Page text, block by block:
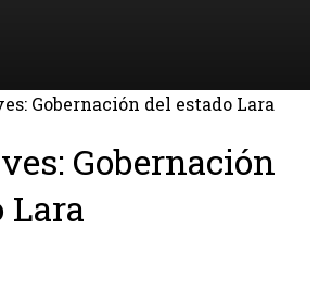
Gobernación del estado Lara
Gobernación
Lara